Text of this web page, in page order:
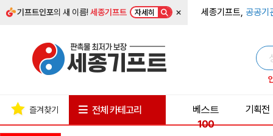
기프트인포의 새 이름!세종기프트 자세히 × 세종기프트, 공공기
즐겨찾기 전체 카테고리
베스트
100
기획전